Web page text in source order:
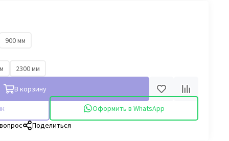
900 мм
2300 мм
В корзину
Оформить в WhatsApp
Поделиться